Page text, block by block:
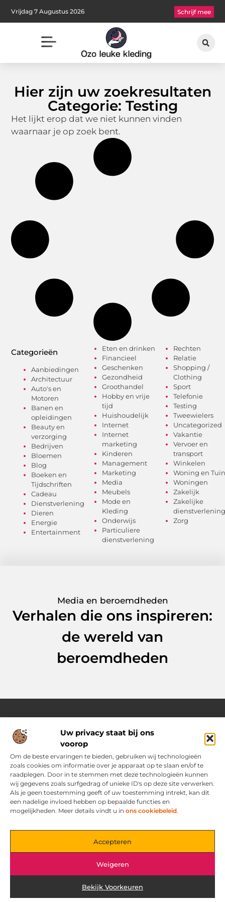
Uw privacy staat bij ons
voorop
Om de beste ervaringen te bieden, gebruiken wij technologieën
zoals cookies om informatie over je apparaat op te slaan en/of te
raadplegen. Door in te stemmen met deze technologieën kunnen
wij gegevens zoals surfgedrag of unieke ID's op deze site verwerken.
Als je geen toestemming geeft of uw toestemming intrekt, kan dit
een nadelige invloed hebben op bepaalde functies en
mogelijkheden. Meer details vindt u in ons cookiebeleid.
Accepteren
Weigeren
Bekijk Voorkeuren
Vrijdag 7 Augustus 2026 Schrijf mee
Hier zijn uw zoekresultaten
Categorie: Testing
Het lijkt erop dat we niet kunnen vinden
waarnaar je op zoek bent.
Categorieën
Aanbiedingen
Architectuur
Auto's en
Motoren
Banen en
opleidingen
Beauty en
verzorging
Bedrijven
Bloemen
Blog
Boeken en
Tijdschriften
Cadeau
Dienstverlening
Dieren
Energie
Entertainment
Eten en drinken
Financieel
Geschenken
Gezondheid
Groothandel
Hobby en vrije
tijd
Huishoudelijk
Internet
Internet
marketing
Kinderen
Management
Marketing
Media
Meubels
Mode en
Kleding
Onderwijs
Particuliere
dienstverlening
Rechten
Relatie
Shopping /
Clothing
Sport
Telefonie
Testing
Tweewielers
Uncategorized
Vakantie
Vervoer en
transport
Winkelen
Woning en Tuin
Woningen
Zakelijk
Zakelijke
dienstverlening
Zorg
Media en beroemdheden
Verhalen die ons inspireren:
de wereld van
beroemdheden
Over Ozoleukekleding.nl
Jouw inspiratiebron voor stijlvolle en praktische modetips
Laat je verrassen door onze gevarieerde blogs vol trends,
kledingadvies en creatieve ideeën. Ontdek hoe je met slimme
tips en originele inspiratie elke dag met flair en zelfvertrouwen
voor de dag komt.
Main Links
Bericht categorie